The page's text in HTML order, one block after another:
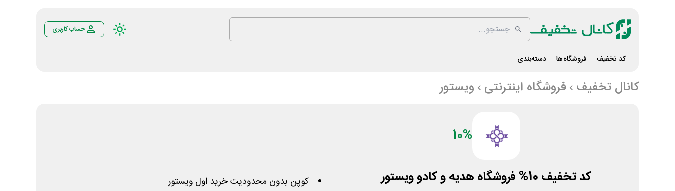
حساب کاربری
کد تخفیف فروشگاه‌ها دسته‌بندی
کانال تخفیف فروشگاه اینترنتی ویستور
10%
کد تخفیف 10% فروشگاه هدیه و کادو ویستور
کوپن بدون محدودیت خرید اول ویستور